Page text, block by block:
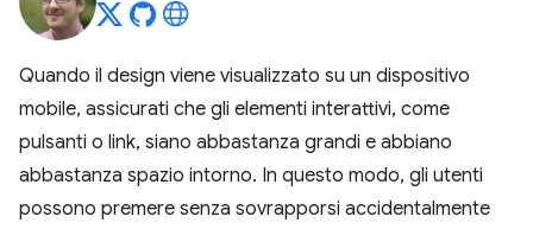
Quando il design viene visualizzato su un dispositivo
mobile, assicurati che gli elementi interattivi, come
pulsanti o link, siano abbastanza grandi e abbiano
abbastanza spazio intorno. In questo modo, gli utenti
possono premere senza sovrapporsi accidentalmente